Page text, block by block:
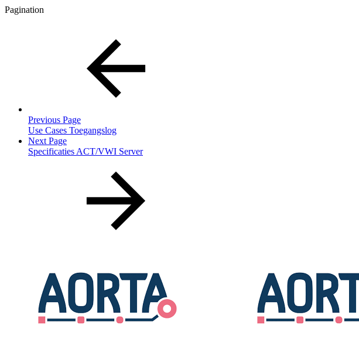
Pagination
Previous Page
Use Cases Toegangslog
Next Page
Specificaties ACT/VWI Server